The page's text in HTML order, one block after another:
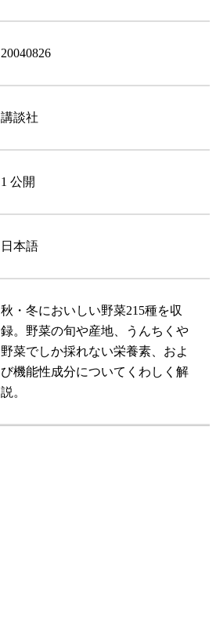
20040826
講談社
1 公開
日本語
秋・冬においしい野菜215種を収
録。野菜の旬や産地、うんちくや
野菜でしか採れない栄養素、およ
び機能性成分についてくわしく解
説。